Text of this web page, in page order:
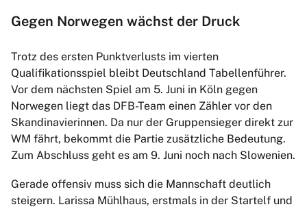
Gegen Norwegen wächst der Druck
Trotz des ersten Punktverlusts im vierten
Qualifikationsspiel bleibt Deutschland Tabellenführer.
Vor dem nächsten Spiel am 5. Juni in Köln gegen
Norwegen liegt das DFB-Team einen Zähler vor den
Skandinavierinnen. Da nur der Gruppensieger direkt zur
WM fährt, bekommt die Partie zusätzliche Bedeutung.
Zum Abschluss geht es am 9. Juni noch nach Slowenien.
Gerade offensiv muss sich die Mannschaft deutlich
steigern. Larissa Mühlhaus, erstmals in der Startelf und